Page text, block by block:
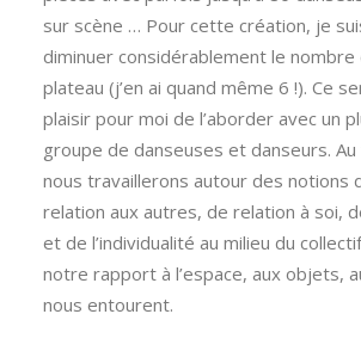
sur scène … Pour cette création, je
diminuer considérablement le nombre
plateau (j’en ai quand même 6 !). Ce
plaisir pour moi de l’aborder avec un
groupe de danseuses et danseurs.
nous travaillerons autour des notions
relation aux autres, de relation à soi,
et de l’individualité au milieu du
notre rapport à l’espace, aux objets,
nous entourent.